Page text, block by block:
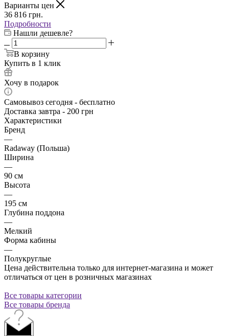
Варианты цен
36 816 грн.
Подробности
Нашли дешевле?
В корзину
Купить в 1 клик
Хочу в подарок
Самовывоз сегодня - бесплатно
Доставка завтра - 200 грн
Характеристики
Бренд
—
Radaway (Польша)
Ширина
—
90 см
Высота
—
195 см
Глубина поддона
—
Мелкий
Форма кабины
—
Полукруглые
Цена действительна только для интернет-магазина и может
отличаться от цен в розничных магазинах
Все товары категории
Все товары бренда